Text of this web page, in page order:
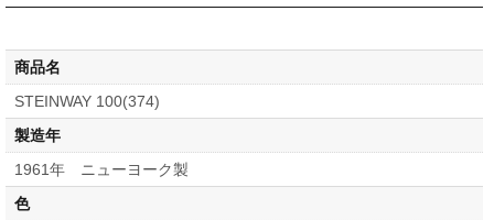
商品名
STEINWAY 100(374)
製造年
1961年 ニューヨーク製
色